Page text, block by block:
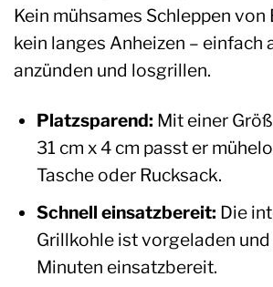
Kein mühsames Schleppen von
kein langes Anheizen – einfach
anzünden und losgrillen.
Platzsparend: Mit einer
31 cm x 4 cm passt er
Tasche oder Rucksack.
Schnell einsatzbereit: Die
Grillkohle ist vorgeladen
Minuten einsatzbereit.